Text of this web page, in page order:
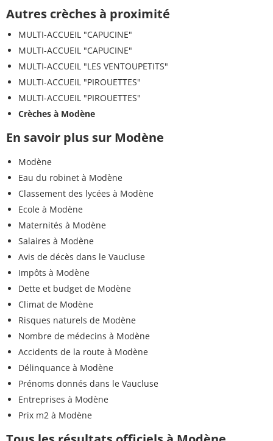
Autres crèches à proximité
MULTI-ACCUEIL "CAPUCINE"
MULTI-ACCUEIL "CAPUCINE"
MULTI-ACCUEIL "LES VENTOUPETITS"
MULTI-ACCUEIL "PIROUETTES"
MULTI-ACCUEIL "PIROUETTES"
Crèches à Modène
En savoir plus sur Modène
Modène
Eau du robinet à Modène
Classement des lycées à Modène
Ecole à Modène
Maternités à Modène
Salaires à Modène
Avis de décès dans le Vaucluse
Impôts à Modène
Dette et budget de Modène
Climat de Modène
Risques naturels de Modène
Nombre de médecins à Modène
Accidents de la route à Modène
Délinquance à Modène
Prénoms donnés dans le Vaucluse
Entreprises à Modène
Prix m2 à Modène